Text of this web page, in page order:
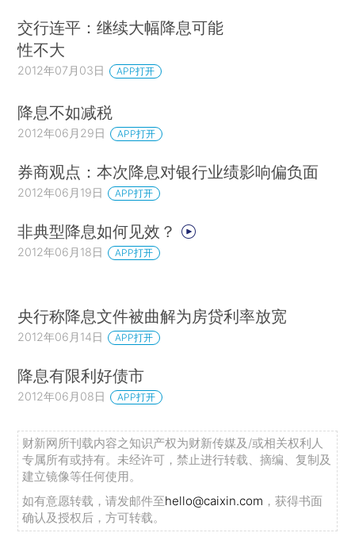
交行连平：继续大幅降息可能
性不大
2012年07月03日 APP打开
降息不如减税
2012年06月29日 APP打开
券商观点：本次降息对银行业绩影响偏负面
2012年06月19日 APP打开
非典型降息如何见效？
2012年06月18日 APP打开
央行称降息文件被曲解为房贷利率放宽
2012年06月14日 APP打开
降息有限利好债市
2012年06月08日 APP打开
财新网所刊载内容之知识产权为财新传媒及/或相关权利人
专属所有或持有。未经许可，禁止进行转载、摘编、复制及
建立镜像等任何使用。
如有意愿转载，请发邮件至hello@caixin.com ，获得书面
确认及授权后，方可转载。